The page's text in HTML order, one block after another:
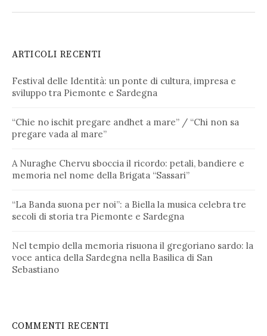
ARTICOLI RECENTI
Festival delle Identità: un ponte di cultura, impresa e
sviluppo tra Piemonte e Sardegna
“Chie no ischit pregare andhet a mare” / “Chi non sa
pregare vada al mare”
A Nuraghe Chervu sboccia il ricordo: petali, bandiere e
memoria nel nome della Brigata “Sassari”
“La Banda suona per noi”: a Biella la musica celebra tre
secoli di storia tra Piemonte e Sardegna
Nel tempio della memoria risuona il gregoriano sardo: la
voce antica della Sardegna nella Basilica di San
Sebastiano
COMMENTI RECENTI